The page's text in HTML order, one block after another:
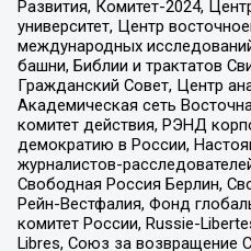
Развития, Комитет-2024,
университет, Центр
международных
башни, Библии и трактатов
Гражданский Совет, Центр
Академическая сеть
комитет действия, РЭНД
демократию в России,
журналистов-
Свободная Россия Берлин,
Рейн-Вестфалия, Фонд
комитет России, Russie-
Libres, Союз за возвращение